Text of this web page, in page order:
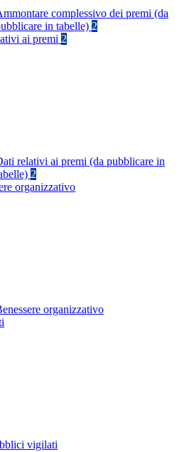
complessivo dei premi (da
in tabelle) 2
ai premi 2
relativi ai premi (da pubblicare in
2
organizzativo
organizzativo
vigilati